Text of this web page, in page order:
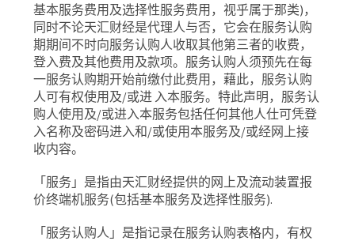
基本服务费用及选择性服务费用，视乎属于那类)，
同时不论天汇财经是代理人与否，它会在服务认购
期期间不时向服务认购人收取其他第三者的收费，
登入费及其他费用及款项。服务认购人须预先在每
一服务认购期开始前缴付此费用，藉此，服务认购
人可有权使用及/或进 入本服务。特此声明，服务认
购人使用及/或进入本服务包括任何其他人仕可凭登
入名称及密码进入和/或使用本服务及/或经网上接
收内容。
「服务」是指由天汇财经提供的网上及流动装置报
价终端机服务(包括基本服务及选择性服务).
「服务认购人」是指记录在服务认购表格内，有权